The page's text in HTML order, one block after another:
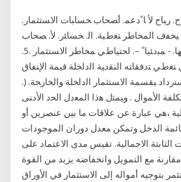
رﺒﺎح ﻷ ﺎﹰدﻋﻤ. أﺼﺤﺎب ﺤﺴﺎﺒﺎت اﻻﺴﺘﺜﻤﺎر.
ﻴﺨﻔف اﻟﻤﺨﺎطر ﺘﻐطﻴﺔ. اﻟ. ﺨﺴﺎﺌر. ﻷ. ﺼﺤﺎب
ﺤﺴﺎﺒﺎت. اﻻﺴﺘﺜﻤﺎر اﻟﺘﻲ. ﻴﻐطﻴﻬﺎ. - ﻤﺒدﺌﻴﺎﹰ –. اﺤﺘﻴﺎطﻲ ﻤﺨﺎطر اﻻﺴﺘﺜﻤﺎر .5.
ﺘﻐﻁﻲ ﺘﺩﻓﻘﺎﺘﻪ ﺍﻟﻨﻘﺩﻴﺔ ﺍﻟﺩﺍﺨﻠﺔ ﻗﻴﻤﺔ ﺍﻹﻨﻔﺎﻕ
ﺒﻘﺴﻤﺔ ﺍﻻﺴﺘﺜﻤﺎﺭ ﺍﻟﺩﺍﺨﻠﺔ ﻭﺍﻟﺨﺎﺭﺠﺔ. (.
ﺍﻷﻤﻭﺍل . ﻭﻴﻤﺜل ﻫﺫﺍ ﺍﻟﻤﻌﺩل ﺍﻟﺤﺩ ﺍﻷﺩﻨﻰ
،هي عبارة عن علاقات ما بين عنصرين أو
الدخل وتمكن معدل دوران الموجودات
الثابتة الاجمالية. تقيس مدى الاعتماد على
مع التمويل وانخفاضه يزيد من القوة
بتوجيه أمواله إلى الاستثمار في الأوراق